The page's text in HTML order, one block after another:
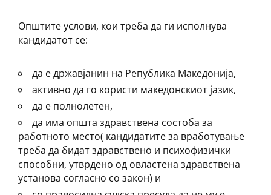
Општите услови, кои треба да ги исполнува
кандидатот се:
да е државјанин на Република Македонија,
активно да го користи македонскиот јазик,
да е полнолетен,
да има општа здравствена состоба за
работното место( кандидатите за вработување
треба да бидат здравствено и психофизички
способни, утврдено од овластена здравствена
установа согласно со закон) и